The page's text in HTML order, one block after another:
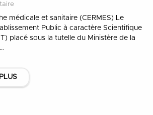
médicale et sanitaire (CERMES) Le
Public à caractère Scientifique
placé sous la tutelle du Ministère de la